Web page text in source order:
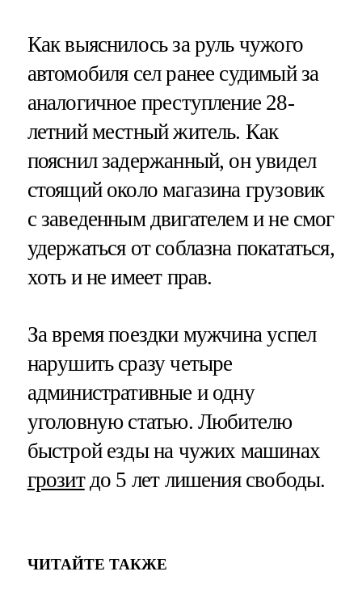
Как выяснилось за руль чужого
автомобиля сел ранее судимый за
аналогичное преступление 28-
летний местный житель. Как
пояснил задержанный, он увидел
стоящий около магазина грузовик
с заведенным двигателем и не смог
удержаться от соблазна покататься,
хоть и не имеет прав.
За время поездки мужчина успел
нарушить сразу четыре
административные и одну
уголовную статью. Любителю
быстрой езды на чужих машинах
грозитдо 5 лет лишения свободы.
ЧИТАЙТЕ ТАКЖЕ